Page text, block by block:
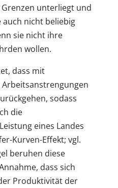
unterliegt und
nicht beliebig
sie nicht ihre
wollen.
dass mit
sodass
die
eines Landes
Kurven-Effekt; vgl.
beruhen diese
dass sich
Produktivität der